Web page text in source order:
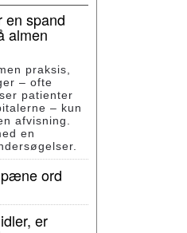
en spand
almen
praksis,
– ofte
patienter
– kun
afvisning.
en
ord
er